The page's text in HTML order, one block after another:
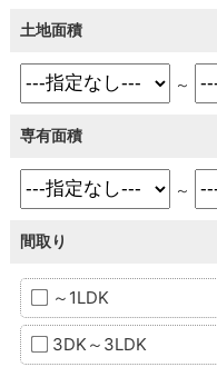
土地面積
～
専有面積
～
間取り
～1LDK
3DK～3LDK